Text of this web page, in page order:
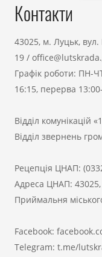
Контакти
43025, м. Луцьк,
19 /
Графік роботи: ПН-
16:15, перерва
Відділ комунікацій
Відділ звернень
Рецепція ЦНАП:
Адреса ЦНАП: 43025,
Приймальня
Facebook:
Telegram: t.me/